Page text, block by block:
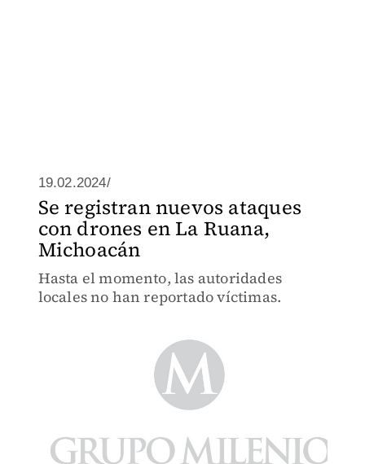
19.02.2024/
Se registran nuevos ataques
con drones en La Ruana,
Michoacán
Hasta el momento, las autoridades
locales no han reportado víctimas.